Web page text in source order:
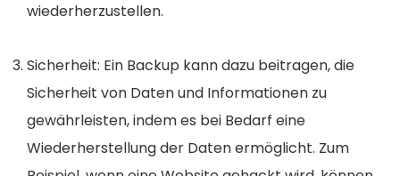
wiederherzustellen.
Sicherheit: Ein Backup kann dazu beitragen, die
Sicherheit von Daten und Informationen zu
gewährleisten, indem es bei Bedarf eine
Wiederherstellung der Daten ermöglicht. Zum